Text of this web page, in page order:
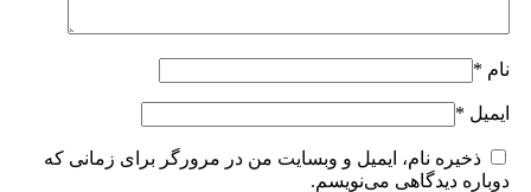
نام *
ایمیل *
ذخیره نام، ایمیل و وبسایت من در مرورگر برای زمانی که
دوباره دیدگاهی می‌نویسم.